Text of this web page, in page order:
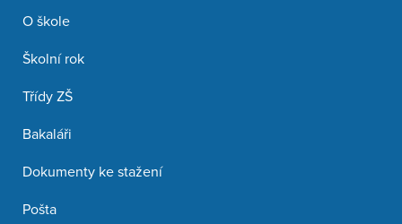
O škole
Školní rok
Třídy ZŠ
Bakaláři
Dokumenty ke stažení
Pošta